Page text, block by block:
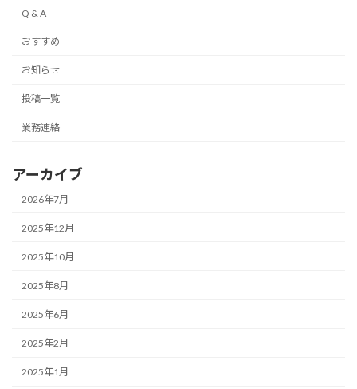
Q & A
おすすめ
お知らせ
投稿一覧
業務連絡
アーカイブ
2026年7月
2025年12月
2025年10月
2025年8月
2025年6月
2025年2月
2025年1月